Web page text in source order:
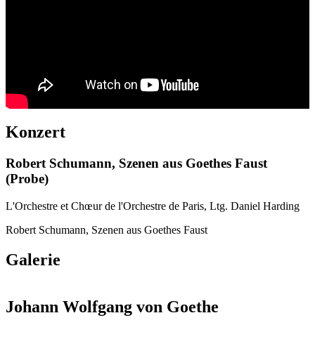
Konzert
Robert Schumann, Szenen aus Goethes Faust
(Probe)
L'Orchestre et Chœur de l'Orchestre de Paris, Ltg. Daniel Harding
Robert Schumann, Szenen aus Goethes Faust
Galerie
Johann Wolfgang von Goethe